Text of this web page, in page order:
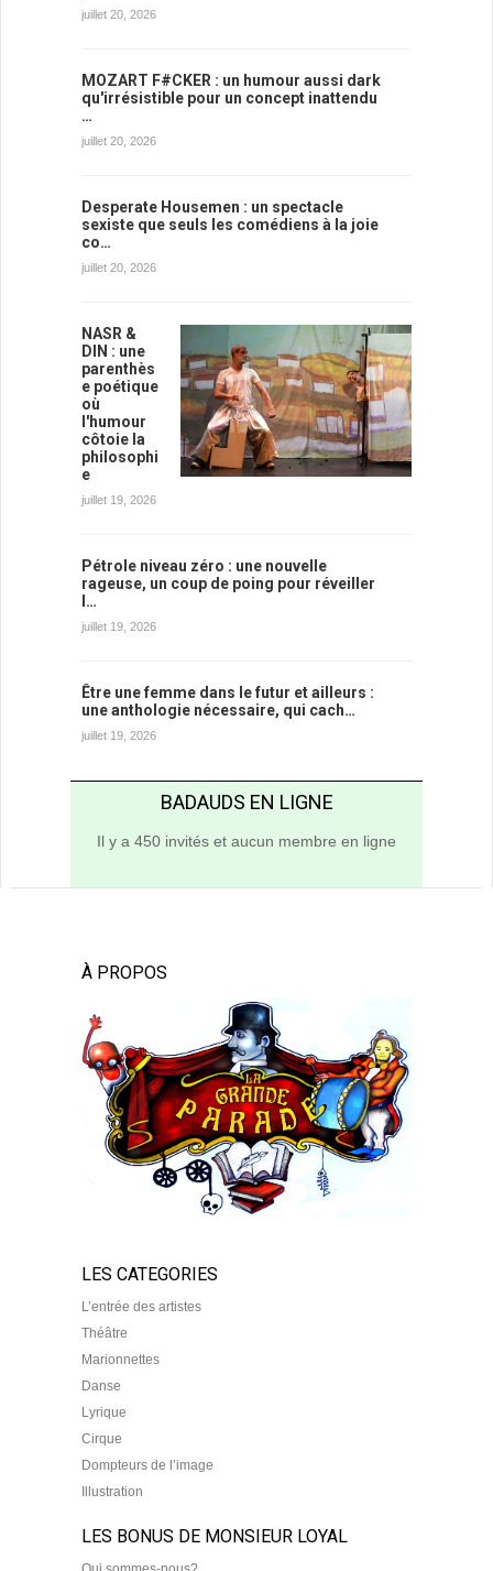
juillet 20, 2026
MOZART F#CKER : un humour aussi dark
qu'irrésistible pour un concept inattendu
…
juillet 20, 2026
Desperate Housemen : un spectacle
sexiste que seuls les comédiens à la joie
co…
juillet 20, 2026
NASR &
DIN : une
parenthès
e poétique
où
l'humour
côtoie la
philosophi
e
juillet 19, 2026
Pétrole niveau zéro : une nouvelle
rageuse, un coup de poing pour réveiller
l…
juillet 19, 2026
Être une femme dans le futur et ailleurs :
une anthologie nécessaire, qui cach…
juillet 19, 2026
BADAUDS EN LIGNE
Il y a 450 invités et aucun membre en ligne
À PROPOS
LES CATEGORIES
L’entrée des artistes
Théâtre
Marionnettes
Danse
Lyrique
Cirque
Dompteurs de l’image
Illustration
LES BONUS DE MONSIEUR LOYAL